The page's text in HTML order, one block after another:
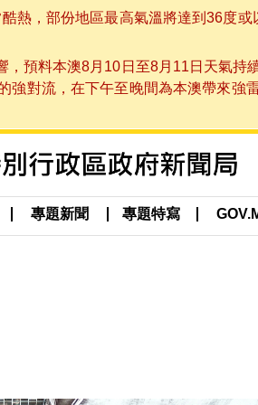
熱，部份地區最高氣溫將達到36度
預料本澳8月10日至8月11日天氣
對流，在下午至晚間為本澳帶來強
專題新聞 專題特寫